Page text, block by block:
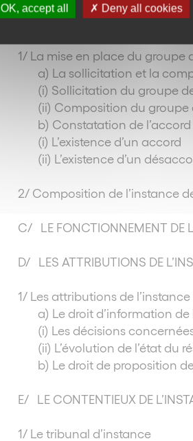
B/ LA MISE EN PLACE ET LA
1/ La mise en place du
a) La sollicitation et la
(i) Sollicitation du groupe
(ii) Composition du
b) Constatation de
(i) L’existence d’un accord
(ii) L’existence d’un
2/ Composition de l’instance
C/ LE FONCTIONNEMENT DE
D/ LES ATTRIBUTIONS DE
1/ Les attributions de
a) Le droit d’information
(i) Les décisions
(ii) L’évolution de l’état du
b) Le droit de proposition
E/ LE CONTENTIEUX DE
1/ Le tribunal d’instance
OK, accept all Deny all cookies